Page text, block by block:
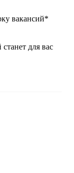
вакансий*
для вас